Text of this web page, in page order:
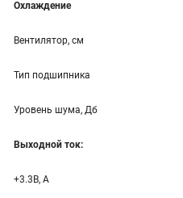
Охлаждение
Вентилятор, см
Тип подшипника
Уровень шума, Дб
Выходной ток:
+3.3B, А